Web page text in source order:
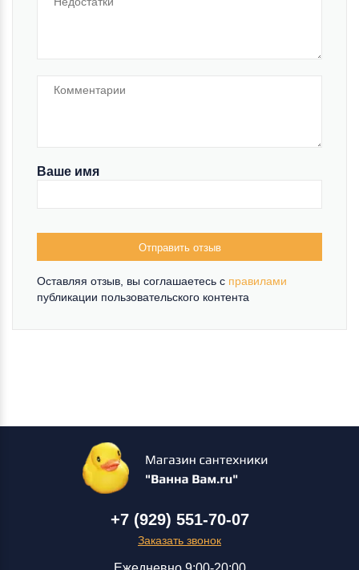
Ваше имя
Отправить отзыв
Оставляя отзыв, вы соглашаетесь c правилами
публикации пользовательского контента
+7 (929) 551-70-07
Заказать звонок